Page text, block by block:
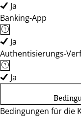
Ja
Banking-App
Ja
Authentisierungs-
Ja
Bedingungen für die